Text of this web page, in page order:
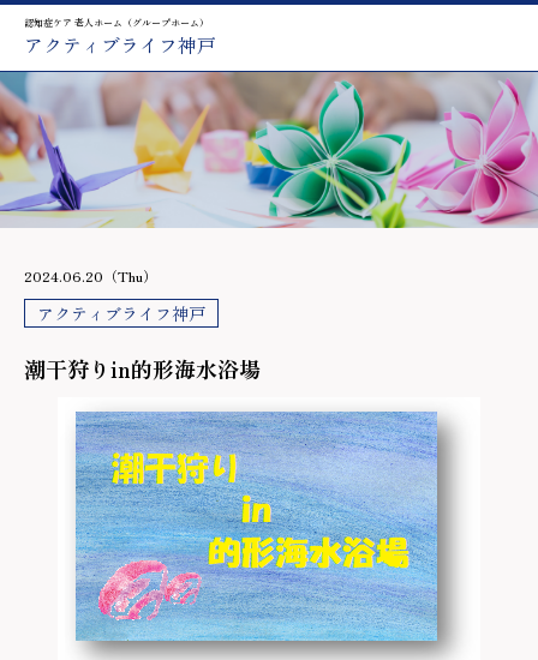
認知症ケア 老人ホーム（グループホーム）
アクティブライフ神戸
2024.06.20（Thu）
アクティブライフ神戸
潮干狩りin的形海水浴場